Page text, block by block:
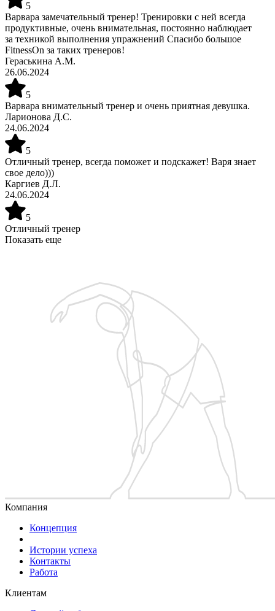
5
Варвара замечательный тренер! Тренировки с ней всегда
продуктивные, очень внимательная, постоянно наблюдает
за техникой выполнения упражнений Спасибо большое
FitnessOn за таких тренеров!
Гераськина А.М.
26.06.2024
5
Варвара внимательный тренер и очень приятная девушка.
Ларионова Д.С.
24.06.2024
5
Отличный тренер, всегда поможет и подскажет! Варя знает
свое дело)))
Каргиев Д.Л.
24.06.2024
5
Отличный тренер
Показать еще
Компания
Концепция
Истории успеха
Контакты
Работа
Клиентам